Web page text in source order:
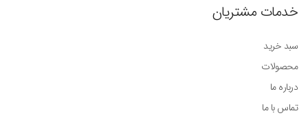
خدمات مشتریان
سبد خرید
محصولات
درباره ما
تماس با ما